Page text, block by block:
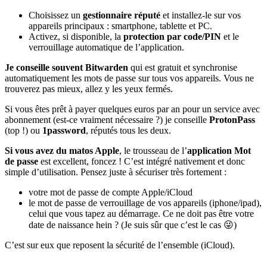
Choisissez un gestionnaire réputé et installez-le sur vos
appareils principaux : smartphone, tablette et PC.
Activez, si disponible, la protection par code/PIN et le
verrouillage automatique de l’application.
Je conseille souvent Bitwarden qui est gratuit et synchronise
automatiquement les mots de passe sur tous vos appareils. Vous ne
trouverez pas mieux, allez y les yeux fermés.
Si vous êtes prêt à payer quelques euros par an pour un service avec
abonnement (est-ce vraiment nécessaire ?) je conseille ProtonPass
(top !) ou 1password, réputés tous les deux.
Si vous avez du matos Apple, le trousseau de l’application Mot
de passe est excellent, foncez ! C’est intégré nativement et donc
simple d’utilisation. Pensez juste à sécuriser très fortement :
votre mot de passe de compte Apple/iCloud
le mot de passe de verrouillage de vos appareils (iphone/ipad),
celui que vous tapez au démarrage. Ce ne doit pas être votre
date de naissance hein ? (Je suis sûr que c’est le cas 😜)
C’est sur eux que reposent la sécurité de l’ensemble (iCloud).